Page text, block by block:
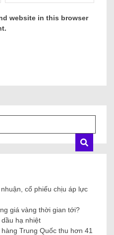
website in this browser
cổ phiếu chịu áp lực
giá vàng thời gian tới?
hạ nhiệt
Trung Quốc thu hơn 41